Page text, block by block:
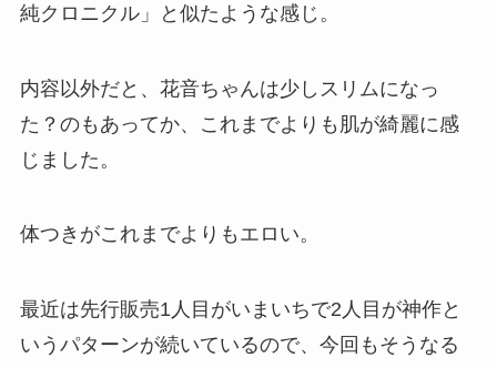
純クロニクル」と似たような感じ。
内容以外だと、花音ちゃんは少しスリムになっ
た？のもあってか、これまでよりも肌が綺麗に感
じました。
体つきがこれまでよりもエロい。
最近は先行販売1人目がいまいちで2人目が神作と
いうパターンが続いているので、今回もそうなる